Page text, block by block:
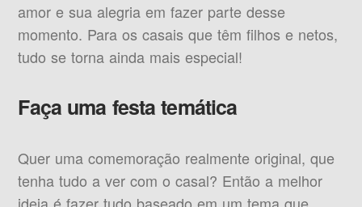
amor e sua alegria em fazer parte desse
momento. Para os casais que têm filhos e netos,
tudo se torna ainda mais especial!
Faça uma festa temática
Quer uma comemoração realmente original, que
tenha tudo a ver com o casal? Então a melhor